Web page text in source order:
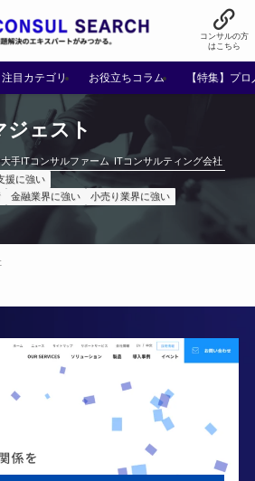
コンサルの方
はこちら
注目カテゴリ お役立ちコラム 【特集】プ
ジェスト
大手ITコンサルファーム ITコンサルティング会社
援に強い
金融業界に強い
小売り業界に強い